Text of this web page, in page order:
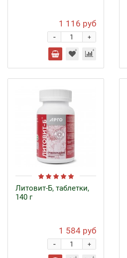
1 116 руб
+
-
Литовит-Б, таблетки,
140 г
1 584 руб
+
-